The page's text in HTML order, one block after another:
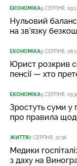
ЕКОНОМІКА9 СЕРПНЯ,
Нульовий
на зв’язку
ЕКОНОМІКА9 СЕРПНЯ,
Юрист розкрив
пенсії — хто
ЕКОНОМІКА9 СЕРПНЯ,
Зростуть суми у
про правила
ЖИТТЯ8 СЕРПНЯ, 21:56
Медики
з даху на